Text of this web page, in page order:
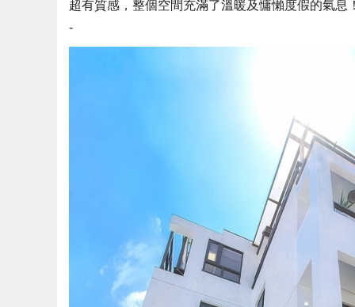
超有質感，整個空間充滿了溫暖及慵懶度假的氣息
-